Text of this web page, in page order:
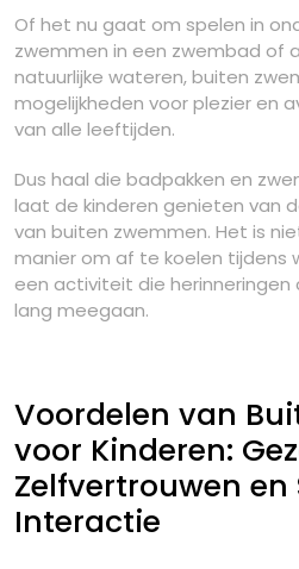
Of het nu gaat om spelen in
zwemmen in een zwembad of
natuurlijke wateren, buiten
mogelijkheden voor plezier en
van alle leeftijden.
Dus haal die badpakken en
laat de kinderen genieten van
van buiten zwemmen. Het is
manier om af te koelen tijdens
een activiteit die herinneringen
lang meegaan.
Voordelen van
voor Kinderen:
Zelfvertrouwen en
Interactie